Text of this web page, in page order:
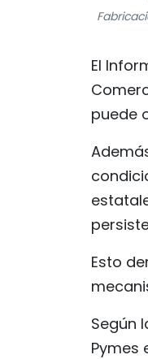
El
puede
Esto
Según
Pymes